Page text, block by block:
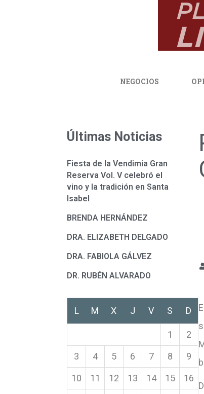
NEGOCIOS
Últimas Noticias
Fiesta de la Vendimia Gran
Reserva Vol. V celebró el
vino y la tradición en Santa
Isabel
BRENDA HERNÁNDEZ
DRA. ELIZABETH DELGADO
DRA. FABIOLA GÁLVEZ
DR. RUBÉN ALVARADO
L M X J V S D
1 2
3 4 5 6 7 8 9
10 11 12 13 14 15 16